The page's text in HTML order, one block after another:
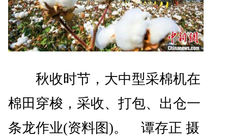
秋收时节，大中型采棉机在
棉田穿梭，采收、打包、出仓一
条龙作业(资料图)。 谭存正 摄